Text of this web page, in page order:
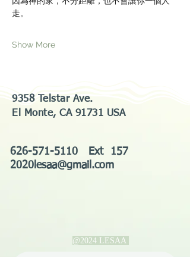
走。
Show More
9358 Telstar Ave.
El Monte, CA 91731 USA
626-571-5110 Ext 157
2020lesaa@gmail.com
@2024 LESAA